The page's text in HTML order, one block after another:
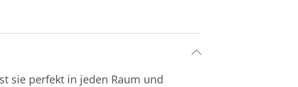
sie perfekt in jeden Raum und